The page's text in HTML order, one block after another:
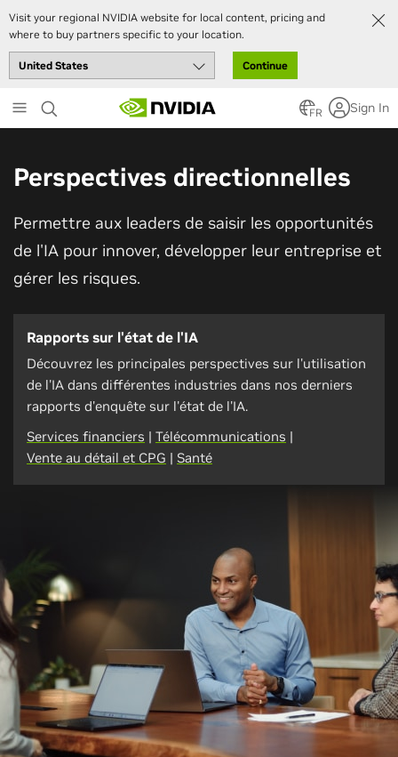
Visit your regional NVIDIA website for local content, pricing and
where to buy partners specific to your location.
Continue
to
main
FR Sign In
Perspectives directionnelles
Permettre aux leaders de saisir les opportunités
de l'IA pour innover, développer leur entreprise et
gérer les risques.
Rapports sur l'état de l'IA
Découvrez les principales perspectives sur l'utilisation
de l'IA dans différentes industries dans nos derniers
rapports d'enquête sur l'état de l'IA.
Services financiers | Télécommunications |
Vente au détail et CPG | Santé